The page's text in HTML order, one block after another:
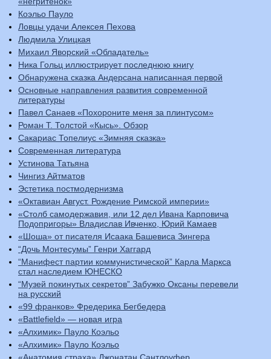
Коэльо Пауло
Ловцы удачи Алексея Пехова
Людмила Улицкая
Михаил Яворский «Обладатель»
Ника Гольц иллюстрирует последнюю книгу
Обнаружена сказка Андерсана написанная первой
Основные направления развития современной
литературы
Павел Санаев «Похороните меня за плинтусом»
Роман Т. Толстой «Кысь». Обзор
Сакариас Топелиус «Зимняя сказка»
Современная литература
Устинова Татьяна
Чингиз Айтматов
Эстетика постмодернизма
«Октавиан Август. Рождение Римской империи»
«Столб самодержавия, или 12 дел Ивана Карповича
Подопригоры» Владислав Ивченко, Юрий Камаев
«Шоша» от писателя Исаака Башевиса Зингера
“Дочь Монтесумы” Генри Хаггард
“Манифест партии коммунистической” Карла Маркса
стал наследием ЮНЕСКО
“Музей покинутых секретов” Забужко Оксаны перевели
на русский
«99 франков» Фредерика Бегбедера
«Battlefield» — новая игра
«Алхимик» Пауло Коэльо
«Алхимик» Пауло Коэльо